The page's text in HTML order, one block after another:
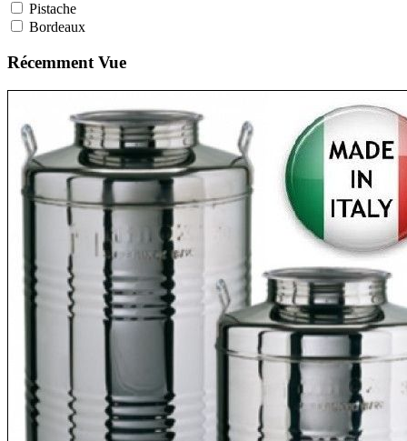
Pistache
Bordeaux
Récemment Vue